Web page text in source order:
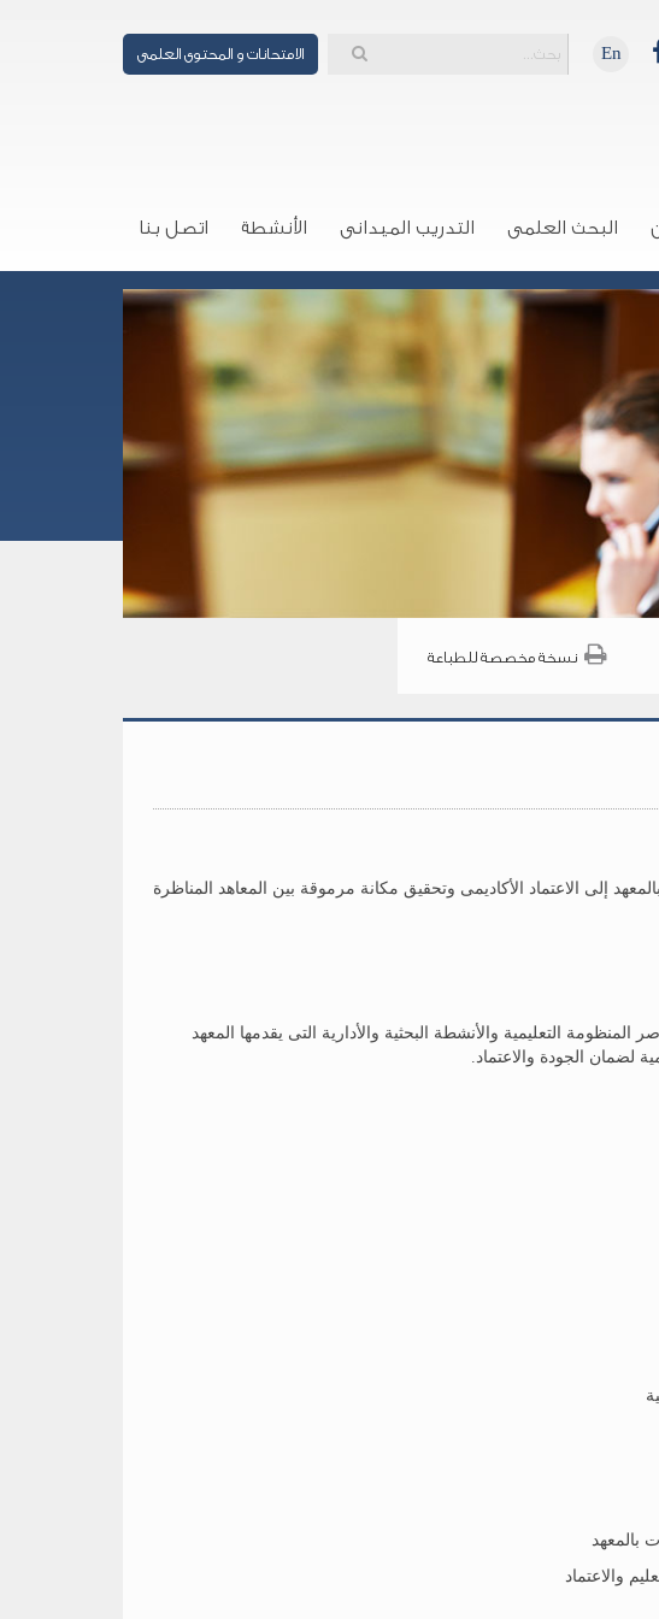
الامتحانات و المحتوى العلمى En
البحث العلمى التدريب الميدانى الأنشطة اتصل بنا
نسخة مخصصة للطباعة
إلى الاعتماد الأكاديمى وتحقيق مكانة مرموقة بين المعاهد المناظرة
التعليمية والأنشطة البحثية والأدارية التى يقدمها المعهد
لضمان الجودة والاعتماد.
بالمعهد
والاعتماد